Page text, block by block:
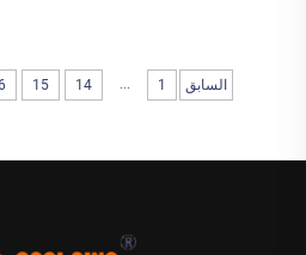
السابق 1
...
14
15